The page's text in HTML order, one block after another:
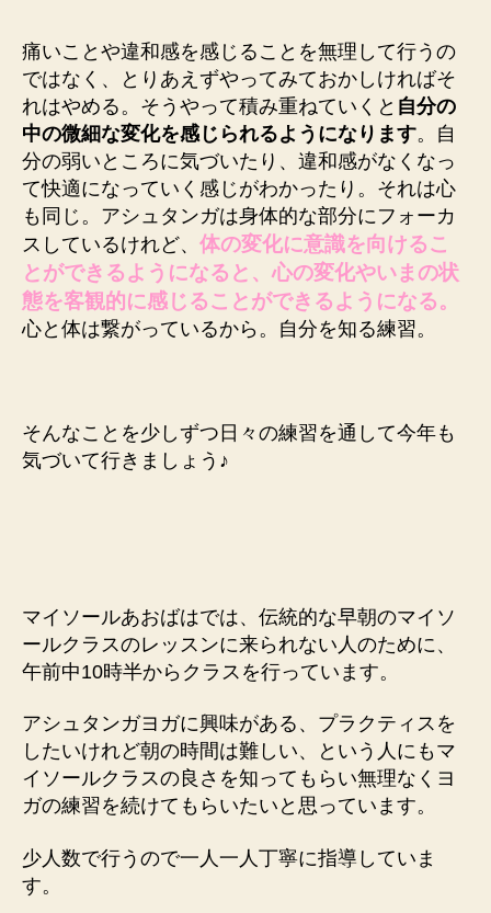
痛いことや違和感を感じることを無理して行うの
ではなく、とりあえずやってみておかしければそ
れはやめる。そうやって積み重ねていくと 自分の
中の微細な変化を感じられるようになります。自
分の弱いところに気づいたり、違和感がなくなっ
て快適になっていく感じがわかったり。それは心
も同じ。アシュタンガは身体的な部分にフォーカ
スしているけれど、 体の変化に意識を向けるこ
とができるようになると、心の変化やいまの状
態を客観的に感じることができるようになる。
心と体は繋がっているから。自分を知る練習。
そんなことを少しずつ日々の練習を通して今年も
気づいて行きましょう♪
マイソールあおばはでは、伝統的な早朝のマイソ
ールクラスのレッスンに来られない人のために、
午前中10時半からクラスを行っています。
アシュタンガヨガに興味がある、プラクティスを
したいけれど朝の時間は難しい、という人にもマ
イソールクラスの良さを知ってもらい無理なくヨ
ガの練習を続けてもらいたいと思っています。
少人数で行うので一人一人丁寧に指導していま
す。